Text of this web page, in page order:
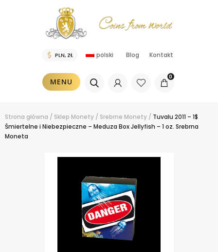
polski Blog Kontakt
MENU
0
Strona główna / Sklep Monety / Srebrne Monety / Tuvalu 2011 – 1$
Śmiertelne i Niebezpieczne – Meduza Box Jellyfish – 1 oz. Srebrna
Moneta